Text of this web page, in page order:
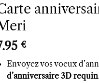
€
Envoyez vos voeux
d’anniversaire 3D requin